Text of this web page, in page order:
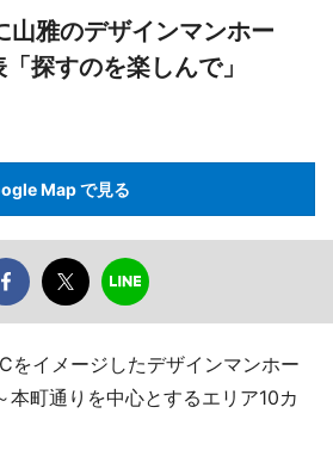
山雅のデザインマンホー
探すのを楽しんで」
Map で見る
をイメージしたデザインマンホー
本町通りを中心とするエリア10カ